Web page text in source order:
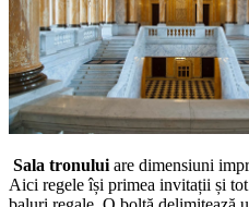
Sala tronului are dimensiuni
Aici regele își primea invitații și